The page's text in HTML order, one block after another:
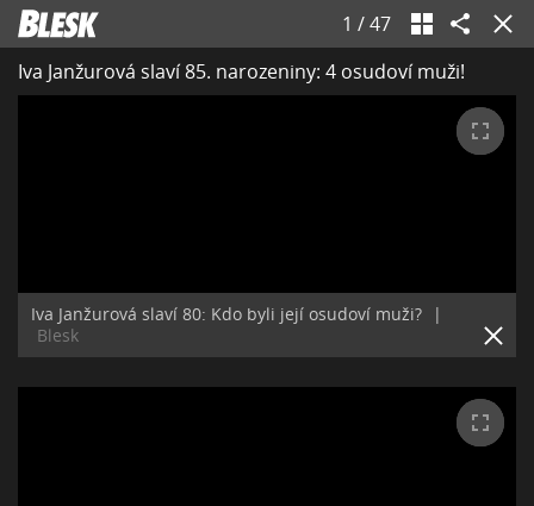
1 /47
Iva Janžurová slaví 85. narozeniny: 4 osudoví muži!
Iva Janžurová slaví 80: Kdo byli její osudoví muži?
|
Blesk